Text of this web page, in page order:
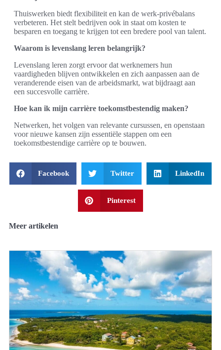
Thuiswerken biedt flexibiliteit en kan de werk-privébalans
verbeteren. Het stelt bedrijven ook in staat om kosten te
besparen en toegang te krijgen tot een bredere pool van talent.
Waarom is levenslang leren belangrijk?
Levenslang leren zorgt ervoor dat werknemers hun
vaardigheden blijven ontwikkelen en zich aanpassen aan de
veranderende eisen van de arbeidsmarkt, wat bijdraagt aan
een succesvolle carrière.
Hoe kan ik mijn carrière toekomstbestendig maken?
Netwerken, het volgen van relevante cursussen, en openstaan
voor nieuwe kansen zijn essentiële stappen om een
toekomstbestendige carrière op te bouwen.
Facebook Twitter LinkedIn
Pinterest
Meer artikelen